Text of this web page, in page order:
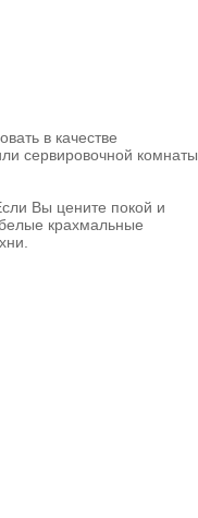
в качестве
сервировочной комнаты
Вы цените покой и
крахмальные